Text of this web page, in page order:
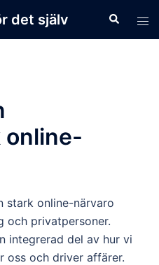
det själv Search
stark online-närvaro
och privatpersoner.
integrerad del av hur vi
oss och driver affärer.